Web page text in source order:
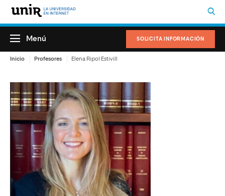
SOLICITA INFORMACIÓN
Menú
Inicio Profesores Elena Ripol Estivill